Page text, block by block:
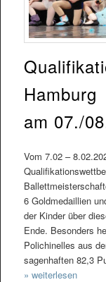
Hamburg
am 07./
Vom 7.02 –
6 Goldmedaillien
der Kinder über
Ende. Besonders
Polichinelles aus
sagenhaften 82,3
» weiterlesen